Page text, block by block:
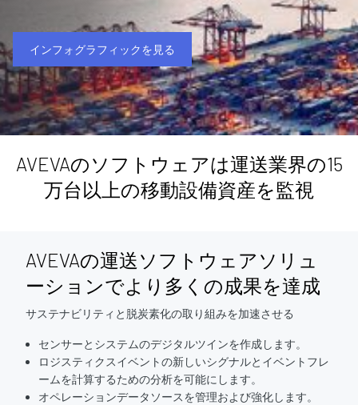
インフォグラフィックを見る
AVEVAのソフトウェアは運送業界の15
万台以上の移動設備資産を監視
AVEVAの運送ソフトウェアソリュ
ーションでより多くの成果を達成
サステナビリティと脱炭素化の取り組みを加速させる
センサーとシステムのデジタルツインを作成します。
ロジスティクスイベントの新しいシグナルとイベントフレ
ームを計算するための分析を可能にします。
オペレーションデータソースを管理および強化します。